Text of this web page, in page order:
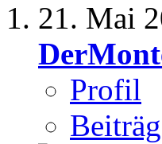
21. Mai
Profil